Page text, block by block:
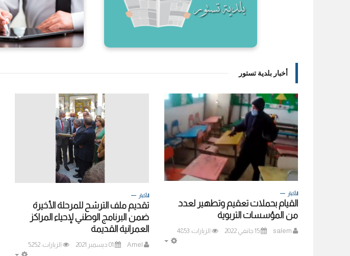
أخبار بلدية تستور
الأخبار
القيام بحملات تعقيم وتطهير لعدد
من المؤسسات التربوية
salem 15 جانفي 2022 الزيارات: 4853
EMPTY
الأخبار
تقديم ملف الترشح للمرحلة الأخيرة
ضمن البرنامج الوطني لإحياء المراكز
العمرانية القديمة
Amel 01 ديسمبر 2021 الزيارات: 5252